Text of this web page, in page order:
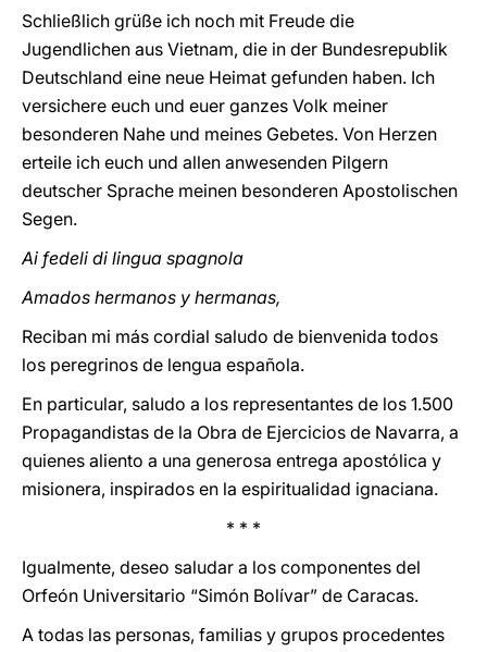
Schließlich grüße ich noch mit Freude die
Jugendlichen aus Vietnam, die in der Bundesrepublik
Deutschland eine neue Heimat gefunden haben. Ich
versichere euch und euer ganzes Volk meiner
besonderen Nahe und meines Gebetes. Von Herzen
erteile ich euch und allen anwesenden Pilgern
deutscher Sprache meinen besonderen Apostolischen
Segen.
Ai fedeli di lingua spagnola
Amados hermanos y hermanas,
Reciban mi más cordial saludo de bienvenida todos
los peregrinos de lengua española.
En particular, saludo a los representantes de los 1.500
Propagandistas de la Obra de Ejercicios de Navarra, a
quienes aliento a una generosa entrega apostólica y
misionera, inspirados en la espiritualidad ignaciana.
* * *
Igualmente, deseo saludar a los componentes del
Orfeón Universitario “Simón Bolívar” de Caracas.
A todas las personas, familias y grupos procedentes